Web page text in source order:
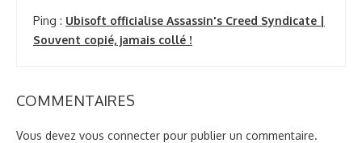
Ping : Ubisoft officialise Assassin's Creed Syndicate |
Souvent copié, jamais collé !
COMMENTAIRES
Vous devez vous connecter pour publier un commentaire.